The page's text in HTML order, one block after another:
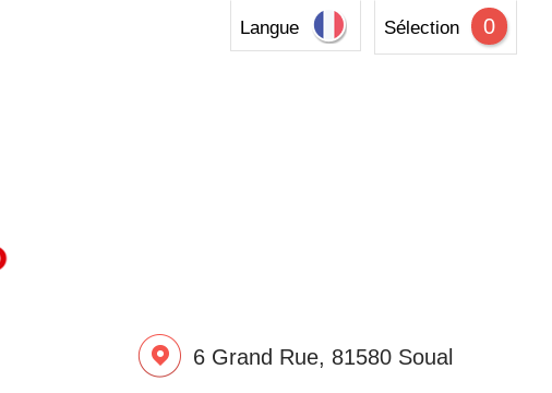
Langue Sélection 0
6 Grand Rue, 81580 Soual